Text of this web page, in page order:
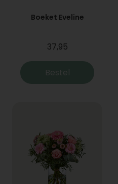
Boeket Eveline
37,95
Bestel